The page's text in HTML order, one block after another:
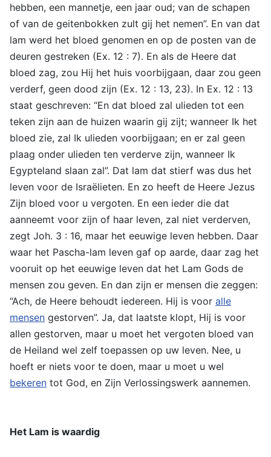
hebben, een mannetje, een jaar oud; van de schapen
of van de geitenbokken zult gij het nemen”. En van dat
lam werd het bloed genomen en op de posten van de
deuren gestreken (Ex. 12 : 7). En als de Heere dat
bloed zag, zou Hij het huis voorbijgaan, daar zou geen
verderf, geen dood zijn (Ex. 12 : 13, 23). In Ex. 12 : 13
staat geschreven: “En dat bloed zal ulieden tot een
teken zijn aan de huizen waarin gij zijt; wanneer Ik het
bloed zie, zal Ik ulieden voorbijgaan; en er zal geen
plaag onder ulieden ten verderve zijn, wanneer Ik
Egypteland slaan zal”. Dat lam dat stierf was dus het
leven voor de Israëlieten. En zo heeft de Heere Jezus
Zijn bloed voor u vergoten. En een ieder die dat
aanneemt voor zijn of haar leven, zal niet verderven,
zegt Joh. 3 : 16, maar het eeuwige leven hebben. Daar
waar het Pascha-lam leven gaf op aarde, daar zag het
vooruit op het eeuwige leven dat het Lam Gods de
mensen zou geven. En dan zijn er mensen die zeggen:
“Ach, de Heere behoudt iedereen. Hij is voor alle
mensen gestorven”. Ja, dat laatste klopt, Hij is voor
allen gestorven, maar u moet het vergoten bloed van
de Heiland wel zelf toepassen op uw leven. Nee, u
hoeft er niets voor te doen, maar u moet u wel
bekeren tot God, en Zijn Verlossingswerk aannemen.
Het Lam is waardig